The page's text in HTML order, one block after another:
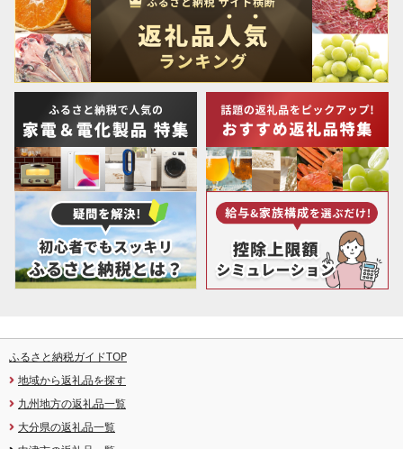
ふるさと納税ガイドTOP
地域から返礼品を探す
九州地方の返礼品一覧
大分県の返礼品一覧